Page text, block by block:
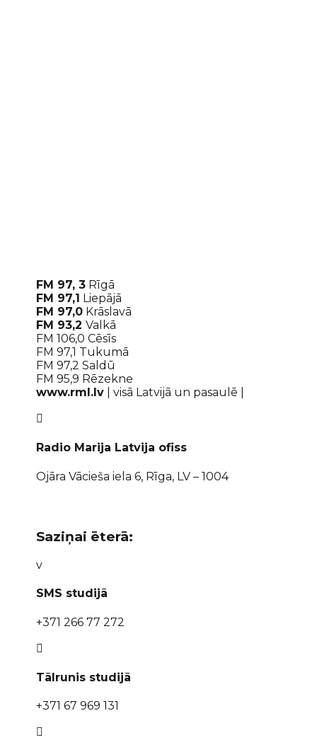
FM 97, 3 Rīgā
FM 97,1 Liepājā
FM 97,0 Krāslavā
FM 93,2Valkā
FM 106,0 Cēsīs
FM 97,1 Tukumā
FM 97,2 Saldū
FM 95,9 Rēzekne
www.rml.lv | visā Latvijā un pasaulē |

Radio Marija Latvija ofiss
Ojāra Vācieša iela 6, Rīga, LV – 1004
Saziņai ēterā:
v
SMS studijā
+371 266 77 272

Tālrunis studijā
+371 67 969 131
